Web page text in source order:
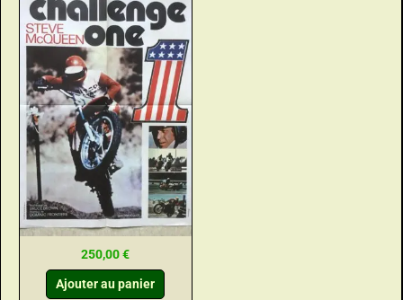
250,00€
Ajouter au panier